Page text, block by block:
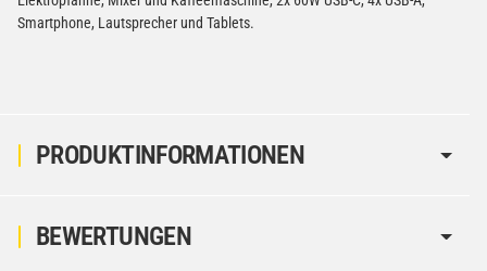
PRODUKTINFORMATIONEN
Smartphone, Lautsprecher und Tablets.
BEWERTUNGEN